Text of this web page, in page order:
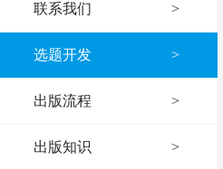
联系我们 >
选题开发 >
出版流程 >
出版知识 >